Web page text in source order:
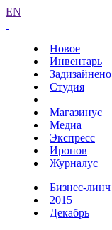
EN
Новое
Инвентарь
Задизайнено
Студия
Магазинус
Медиа
Экспресс
Иронов
Журналус
Бизнес-линч
2015
Декабрь